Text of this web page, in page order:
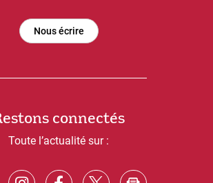
Nous écrire
connectés
Toute l’actualité sur :